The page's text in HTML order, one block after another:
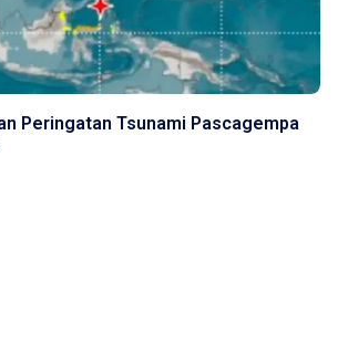
Peringatan Tsunami Pascagempa